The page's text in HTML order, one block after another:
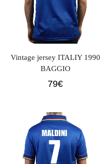
Vintage jersey ITALIY 1990
BAGGIO
79€